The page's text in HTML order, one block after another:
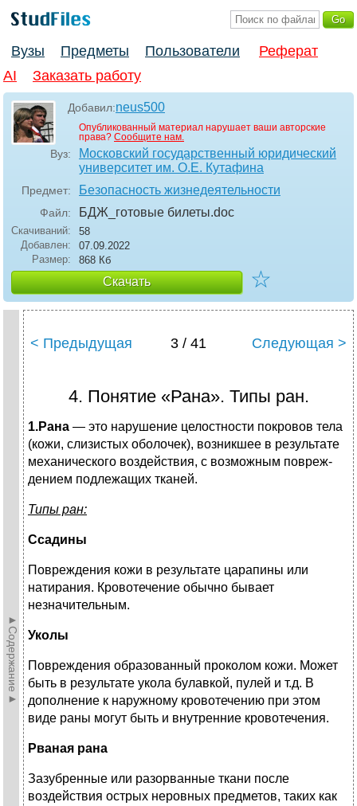
Вузы Предметы Пользователи
Реферат
AI
Заказать работу
Добавил:neus500
Опубликованный материал нарушает ваши авторские
права? Сообщите нам.
Вуз:
Московский государственный юридический
университет им. О.Е. Кутафина
Предмет: Безопасность жизнедеятельности
Файл: БДЖ_готовые билеты.doc
Скачиваний:
58
Добавлен:
07.09.2022
Размер:
868 Кб
Скачать ☆
►Содержание►
< Предыдущая 3 / 41 Следующая >
4. Понятие «Рана». Типы ран.
1.Рана — это нарушение целостности покровов тела
(кожи, слизистых оболо­чек), возникшее в результате
механического воздействия, с возможным повреж­
дением подлежащих тканей.
Типы ран:
Ссадины
Повреждения кожи в результате царапины или
натирания. Кровотечение обычно бывает
незначительным.
Уколы
Повреждения образованный проколом кожи. Может
быть в результате укола булавкой, пулей и т.д. В
дополнение к наружному кровотечению при этом
виде раны могут быть и внутренние кровотечения.
Рваная рана
Зазубренные или разорванные ткани после
воздействия острых неровных предметов, таких как